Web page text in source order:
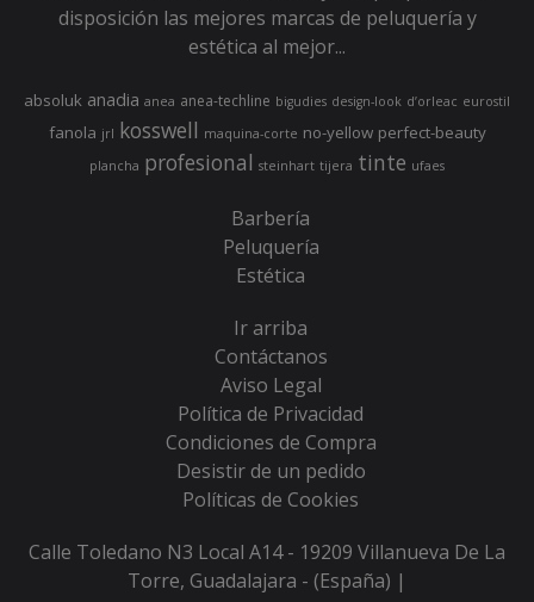
disposición las mejores marcas de peluquería y
estética al mejor...
absoluk anadia anea anea-techline bigudies design-look d’orleac eurostil
fanola jrl kosswell maquina-corte no-yellow perfect-beauty
plancha profesional steinhart tijera tinte ufaes
Barbería
Peluquería
Estética
Ir arriba
Contáctanos
Aviso Legal
Política de Privacidad
Condiciones de Compra
Desistir de un pedido
Políticas de Cookies
Calle Toledano N3 Local A14 - 19209 Villanueva De La
Torre, Guadalajara - (España) |